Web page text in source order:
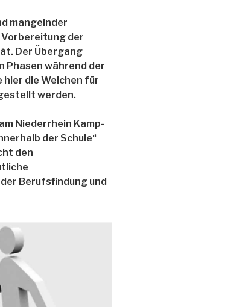
mangelnder
der
Der Übergang
Phasen während der
die Weichen für
werden.
Niederrhein Kamp-
der Schule“
den
Berufsfindung und